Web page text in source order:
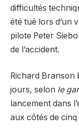
difficultés
été tué lors d’un
pilote Peter
de l’accident.
Richard Branson
jours, selon le
lancement dans
aux côtés de